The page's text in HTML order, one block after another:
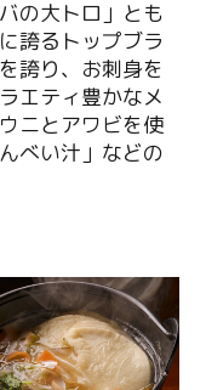
の大トロ」とも
誇るトップブラ
誇り、お刺身を
エティ豊かなメ
ニとアワビを使
べい汁」などの